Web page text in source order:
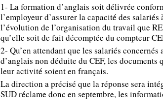
1- La formation d’anglais soit délivrée
l’employeur d’assurer la capacité des salariés
l’évolution de l’organisation du travail que
qu’elle soit de fait décomptée du compteur
2- Qu’en attendant que les salariés concernés
d’anglais non déduite du CEF, les documents
leur activité soient en français.
La direction a précisé que la réponse sera
SUD réclame donc en septembre, les